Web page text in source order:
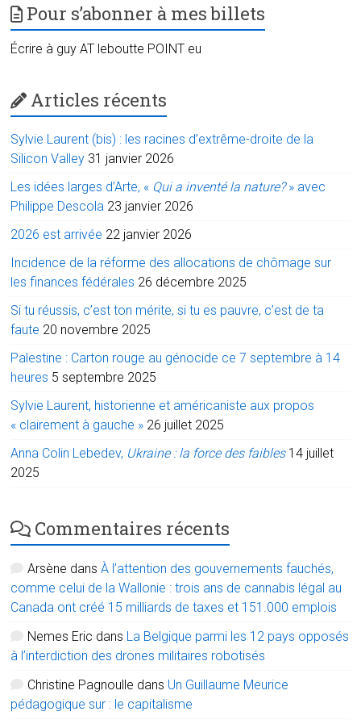
Pour s’abonner à mes billets
Écrire à guy AT leboutte POINT eu
Articles récents
Sylvie Laurent (bis) : les racines d’extrême-droite de la
Silicon Valley 31 janvier 2026
Les idées larges d’Arte, « Qui a inventé la nature?» avec
Philippe Descola 23 janvier 2026
2026 est arrivée 22 janvier 2026
Incidence de la réforme des allocations de chômage sur
les finances fédérales 26 décembre 2025
Si tu réussis, c’est ton mérite, si tu es pauvre, c’est de ta
faute 20 novembre 2025
Palestine : Carton rouge au génocide ce 7 septembre à 14
heures 5 septembre 2025
Sylvie Laurent, historienne et américaniste aux propos
« clairement à gauche » 26 juillet 2025
Anna Colin Lebedev, Ukraine : la force des faibles 14 juillet
2025
Commentaires récents
Arsène dansÀ l’attention des gouvernements fauchés,
comme celui de la Wallonie : trois ans de cannabis légal au
Canada ont créé 15 milliards de taxes et 151.000 emplois
Nemes Eric dans La Belgique parmi les 12 pays opposés
à l’interdiction des drones militaires robotisés
Christine Pagnoulle dans Un Guillaume Meurice
pédagogique sur : le capitalisme